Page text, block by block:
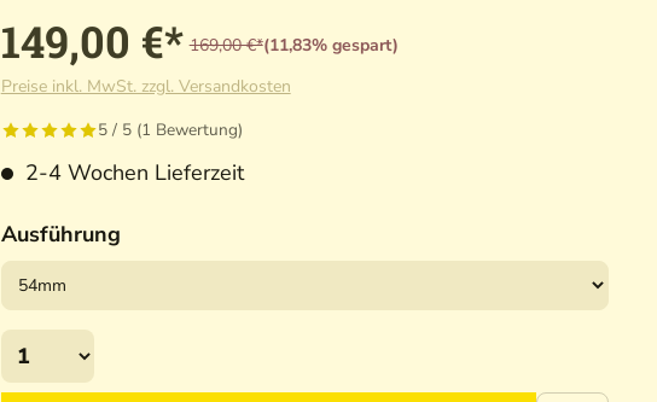
149,00 €* 169,00 €*(11,83% gespart)
Preise inkl. MwSt. zzgl. Versandkosten
5 / 5 (1 Bewertung)
2-4 Wochen Lieferzeit
Ausführung